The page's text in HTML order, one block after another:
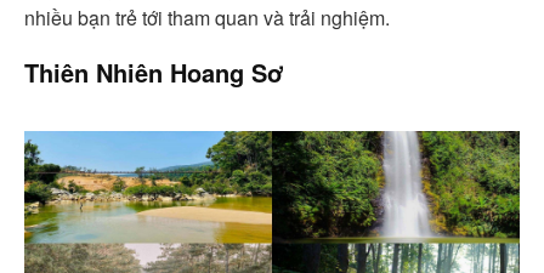
nhiều bạn trẻ tới tham quan và trải nghiệm.
Thiên Nhiên Hoang Sơ